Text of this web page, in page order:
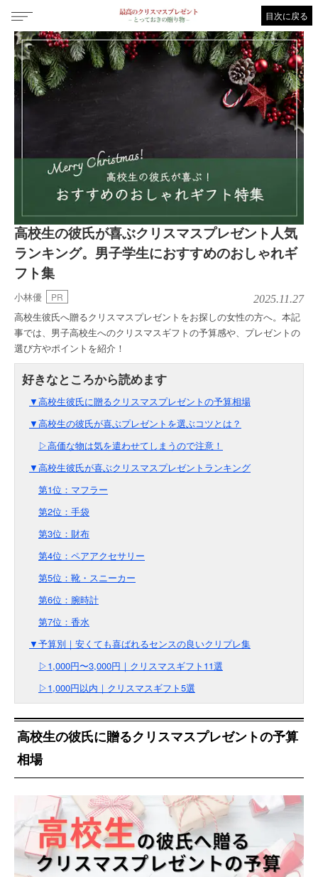
目次に戻る
高校生の彼氏が喜ぶクリスマスプレゼント人気
ランキング。男子学生におすすめのおしゃれギ
フト集
小林優 PR 2025.11.27
高校生彼氏へ贈るクリスマスプレゼントをお探しの女性の方へ。本記
事では、男子高校生へのクリスマスギフトの予算感や、プレゼントの
選び方やポイントを紹介！
▼高校生彼氏に贈るクリスマスプレゼントの予算相場
▼高校生の彼氏が喜ぶプレゼントを選ぶコツとは？
▷高価な物は気を遣わせてしまうので注意！
▼高校生彼氏が喜ぶクリスマスプレゼントランキング
第1位：マフラー
第2位：手袋
第3位：財布
第4位：ペアアクセサリー
第5位：靴・スニーカー
第6位：腕時計
第7位：香水
▼予算別｜安くても喜ばれるセンスの良いクリプレ集
▷1,000円〜3,000円｜クリスマスギフト11選
▷1,000円以内｜クリスマスギフト5選
高校生の彼氏に贈るクリスマスプレゼントの予算
相場